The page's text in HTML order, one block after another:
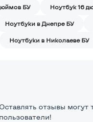
БУ Ноутбук 16
Ноутбуки в Днепре БУ
Ноутбуки в Николаеве БУ
отзывы могут
пользователи!